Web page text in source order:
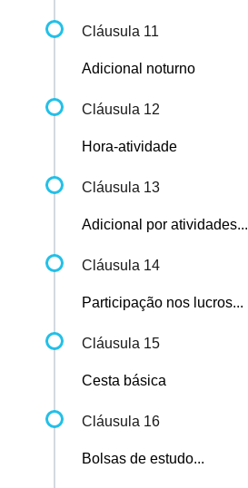
Cláusula 11
Adicional noturno
Cláusula 12
Hora-atividade
Cláusula 13
Adicional por atividades...
Cláusula 14
Participação nos lucros...
Cláusula 15
Cesta básica
Cláusula 16
Bolsas de estudo...